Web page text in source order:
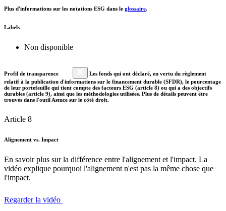
Plus d'informations sur les notations ESG dans le glossaire.
Labels
Non disponible
Profil de transparence
Les fonds qui ont déclaré, en vertu du règlement
relatif à la publication d'informations sur le financement durable (SFDR), le pourcentage
de leur portefeuille qui tient compte des facteurs ESG (article 8) ou qui a des objectifs
durables (article 9), ainsi que les méthodologies utilisées. Plus de détails peuvent être
trouvés dans l'outil Astuce sur le côté droit.
Article 8
Alignement vs. Impact
En savoir plus sur la différence entre l'alignement et l'impact. La
vidéo explique pourquoi l'alignement n'est pas la même chose que
l'impact.
Regarder la vidéo